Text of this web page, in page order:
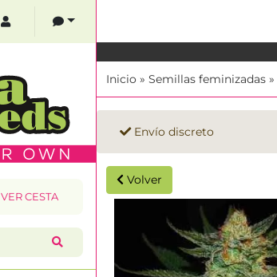
Inicio » Semillas feminizadas »
Envío discreto
Volver
VER CESTA